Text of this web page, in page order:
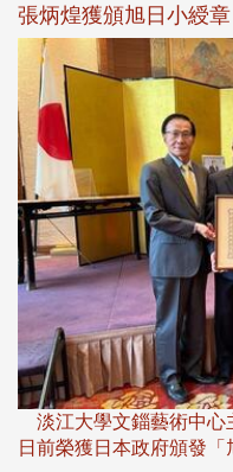
張炳煌獲頒旭日小綬
淡江大學文錙藝術中心
日前榮獲日本政府頒發「